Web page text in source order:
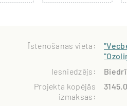
Īstenošanas vieta:
Iesniedzējs:
Projekta kopējās
izmaksas: